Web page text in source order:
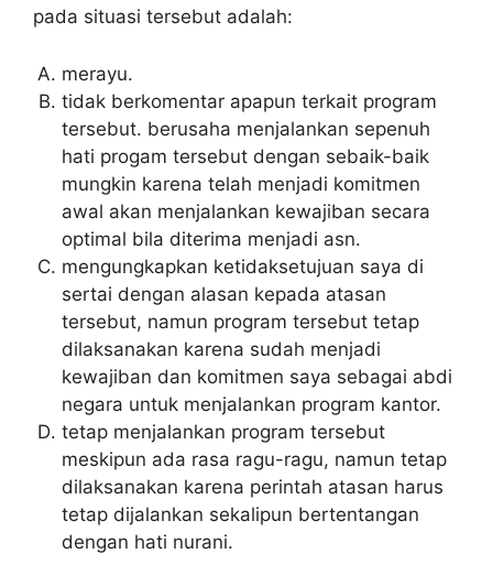
pada situasi tersebut adalah:
merayu.
tidak berkomentar apapun terkait program
tersebut. berusaha menjalankan sepenuh
hati progam tersebut dengan sebaik-baik
mungkin karena telah menjadi komitmen
awal akan menjalankan kewajiban secara
optimal bila diterima menjadi asn.
mengungkapkan ketidaksetujuan saya di
sertai dengan alasan kepada atasan
tersebut, namun program tersebut tetap
dilaksanakan karena sudah menjadi
kewajiban dan komitmen saya sebagai abdi
negara untuk menjalankan program kantor.
tetap menjalankan program tersebut
meskipun ada rasa ragu-ragu, namun tetap
dilaksanakan karena perintah atasan harus
tetap dijalankan sekalipun bertentangan
dengan hati nurani.